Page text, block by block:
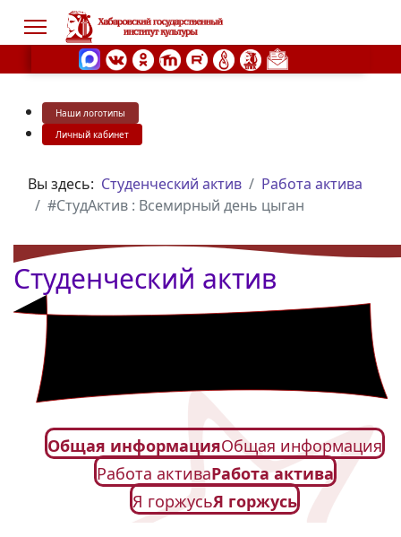
Наши логотипы
Личный кабинет
Вы здесь: Студенческий актив
Работа актива
#СтудАктив : Всемирный день цыган
Студенческий актив
Общая информацияОбщая информация
Работа активаРабота актива
Я горжусьЯ горжусь